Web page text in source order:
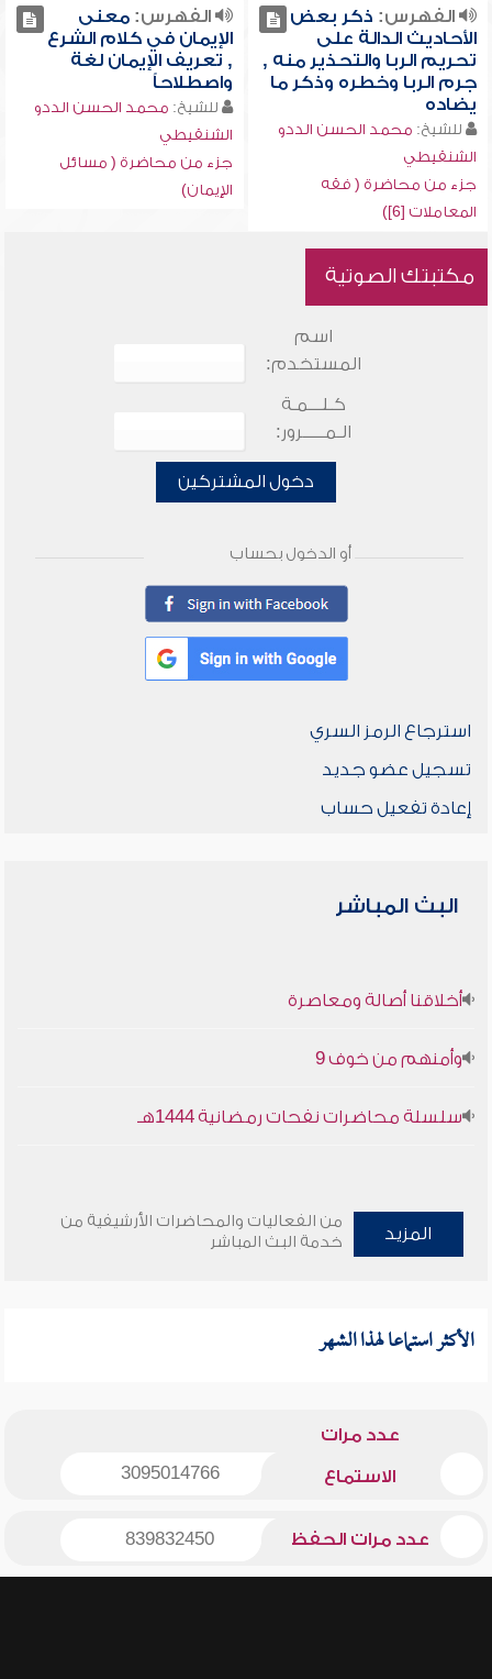
الفهرس: ذكر بعض
الأحاديث الدالة على
تحريم الربا والتحذير منه ,
جرم الربا وخطره وذكر ما
يضاده
للشيخ: محمد الحسن الددو
الشنقيطي
جزء من محاضرة ( فقه
المعاملات [6])
الفهرس:معنى
الإيمان في كلام الشرع
, تعريف الإيمان لغة
واصطلاحاً
للشيخ: محمد الحسن الددو
الشنقيطي
جزء من محاضرة ( مسائل
الإيمان)
مكتبتك الصوتية
اسم
المستخدم:
كـلـــمـة
الـمـــــرور:
دخول المشتركين
أو الدخول بحساب
استرجاع الرمز السري
تسجيل عضو جديد
إعادة تفعيل حساب
البث المباشر
أخلاقنا أصالة ومعاصرة
وأمنهم من خوف 9
سلسلة محاضرات نفحات رمضانية 1444هـ
المزيد
من الفعاليات والمحاضرات الأرشيفية من
خدمة البث المباشر
الأكثر استماعا لهذا الشهر
عدد مرات
الاستماع 3095014766
عدد مرات الحفظ 839832450